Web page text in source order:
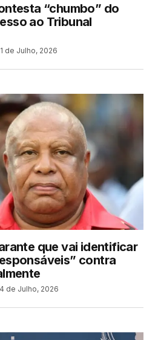
“chumbo” do
ao Tribunal
de Julho, 2026
que vai identificar
contra
de Julho, 2026